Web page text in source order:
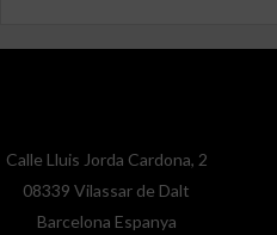
Calle Lluis Jorda Cardona, 2
08339 Vilassar de Dalt
Barcelona Espanya